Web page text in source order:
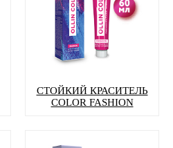
СТОЙКИЙ КРАСИТЕЛЬ
COLOR FASHION